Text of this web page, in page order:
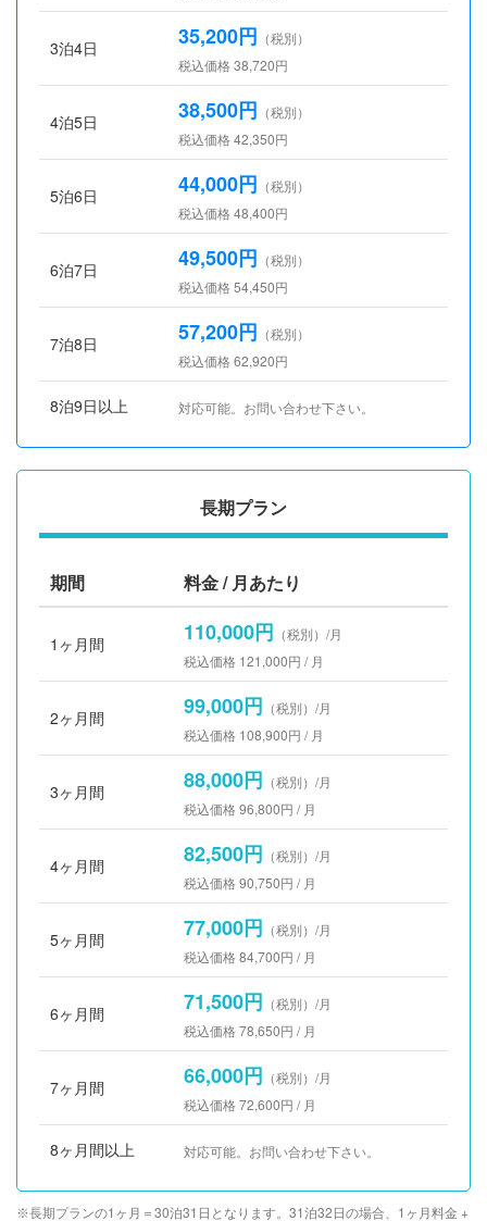
3泊4日 35,200円 （税別）
税込価格 38,720円
4泊5日 38,500円 （税別）
税込価格 42,350円
5泊6日 44,000円 （税別）
税込価格 48,400円
6泊7日 49,500円 （税別）
税込価格 54,450円
7泊8日 57,200円 （税別）
税込価格 62,920円
8泊9日以上 対応可能。お問い合わせ下さい。
長期プラン
期間 料金 / 月あたり
1ヶ月間 110,000円 （税別）/月
税込価格 121,000円 / 月
2ヶ月間 99,000円 （税別）/月
税込価格 108,900円 / 月
3ヶ月間 88,000円 （税別）/月
税込価格 96,800円 / 月
4ヶ月間 82,500円 （税別）/月
税込価格 90,750円 / 月
5ヶ月間 77,000円 （税別）/月
税込価格 84,700円 / 月
6ヶ月間 71,500円 （税別）/月
税込価格 78,650円 / 月
7ヶ月間 66,000円 （税別）/月
税込価格 72,600円 / 月
8ヶ月間以上 対応可能。お問い合わせ下さい。
長期プランの1ヶ月＝30泊31日となります。31泊32日の場合、1ヶ月料金 +